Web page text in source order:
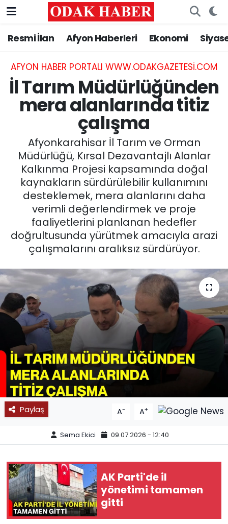
Resmi İlan Afyon Haberleri Ekonomi
AFYON HABER PORTALI WWW.ODAKGAZETESI.COM
İl Tarım Müdürlüğünden
mera alanlarında titiz
çalışma
Afyonkarahisar İl Tarım ve Orman
Müdürlüğü, Kırsal Dezavantajlı Alanlar
Kalkınma Projesi kapsamında doğal
kaynakların sürdürülebilir kullanımını
desteklemek, mera alanlarını daha
verimli değerlendirmek ve proje
faaliyetlerini planlanan hedefler
doğrultusunda yürütmek amacıyla arazi
çalışmalarını aralıksız sürdürüyor.
Paylaş A- A+
Sema Ekici 09.07.2026 - 12:40
AK Parti'de il
yönetimi tamamen
gitti
AFYONKARAHİSAR HABERLERİ
Resmi İlan
ASAYİŞ
SİYASET
EĞİTİM
MAGAZİN
SAĞLIK
SPOR
11:11 MANŞET
Nöbetçi Eczaneler
Hava Durumu
Trafik Durumu
Süper Lig Puan Durumu ve Fikstür
Tüm Manşetler
Son Dakika Haberleri
Haber Arşivi